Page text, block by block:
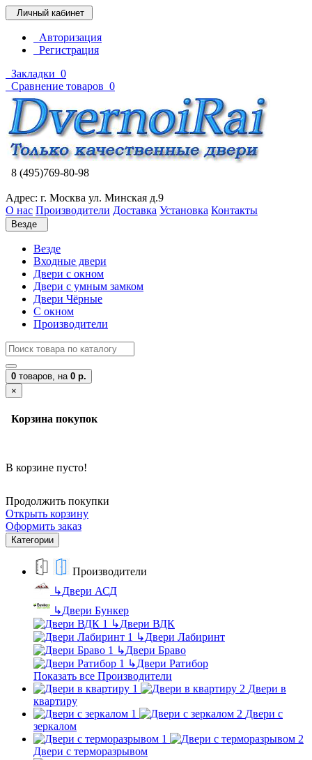
Личный кабинет
Авторизация
Регистрация
Закладки 0
Сравнение товаров 0
8 (495)769-80-98
Адрес: г. Москва ул. Минская д.9
О нас Производители Доставка Установка Контакты
Везде
Везде
Входные двери
Двери с окном
Двери с умным замком
Двери Чёрные
C окном
Производители
0 товаров, на 0 р.
×
Корзина покупок
В корзине пусто!
Продолжить покупки
Открыть корзину
Оформить заказ
Категории
Производители
↳Двери АСД
↳Двери Бункер
↳Двери ВДК
↳Двери Лабиринт
↳Двери Браво
↳Двери Ратибор
Показать все Производители
Двери в
квартиру
Двери с
зеркалом
Двери с терморазрывом